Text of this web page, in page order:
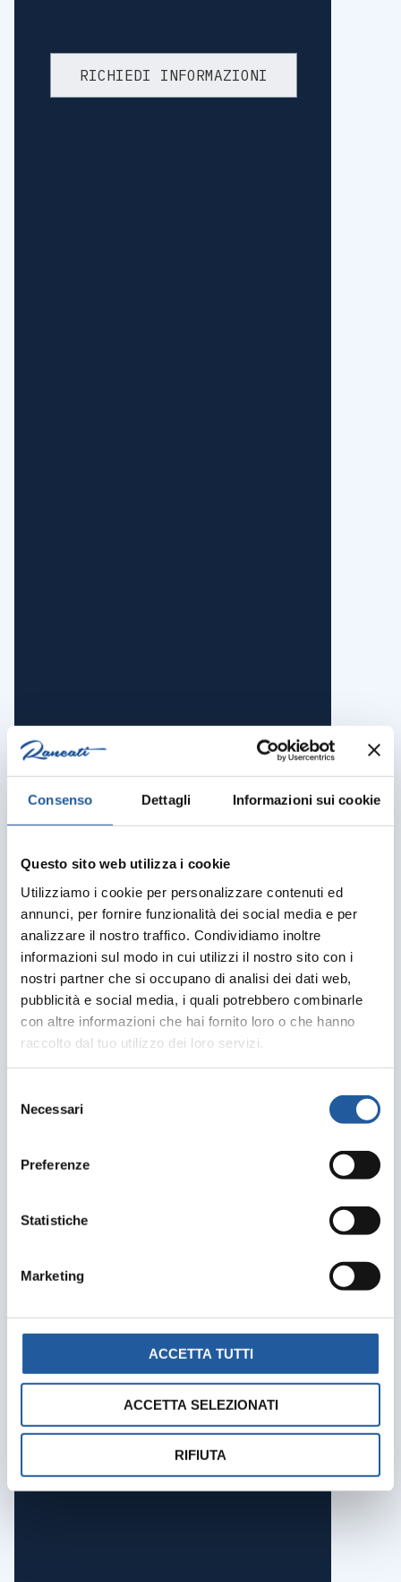
Consenso Dettagli Informazioni sui cookie
Questo sito web utilizza i cookie
Utilizziamo i cookie per personalizzare contenuti ed
annunci, per fornire funzionalità dei social media e per
analizzare il nostro traffico. Condividiamo inoltre
informazioni sul modo in cui utilizzi il nostro sito con i
nostri partner che si occupano di analisi dei dati web,
pubblicità e social media, i quali potrebbero combinarle
con altre informazioni che hai fornito loro o che hanno
raccolto dal tuo utilizzo dei loro servizi.
delNecessari
Preferenze
Statistiche
Marketing
ACCETTA TUTTI
ACCETTA SELEZIONATI
RIFIUTA